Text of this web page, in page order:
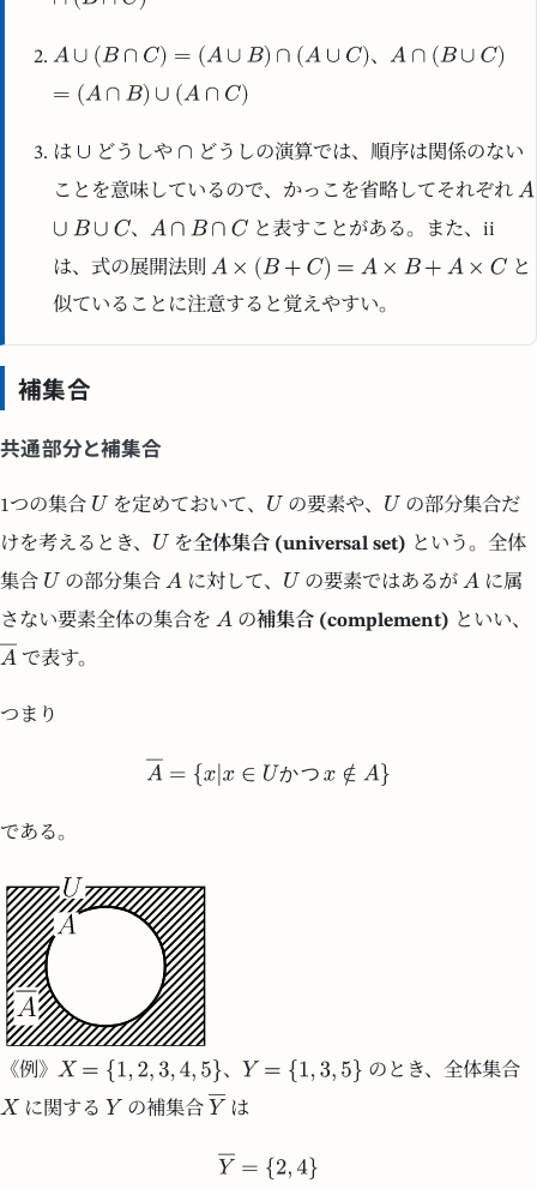
、
は どうしや
どうしの演算では、順序は関係のない
ことを意味しているので、かっこを省略してそれぞれ
、
と表すことがある。また、ii
は、式の展開法則
と
似ていることに注意すると覚えやすい。
補集合
共通部分と補集合
1つの集合 を定めておいて、 の要素や、
の部分集合だ
けを考えるとき、
を全体集合 (universal set) という。全体
集合
の部分集合 に対して、 の要素ではあるが
に属
さない要素全体の集合を
の補集合 (complement) といい、
で表す。
つまり
かつ
である。
《例》 、
のとき、全体集合
に関する
の補集合 は